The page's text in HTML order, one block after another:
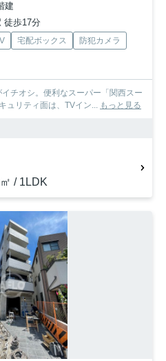
建
徒歩17分
宅配ボックス
防犯カメラ
イチオシ。便利なスーパー「関西スー
ュリティ面は、TVイン... もっと見る
/ 1LDK